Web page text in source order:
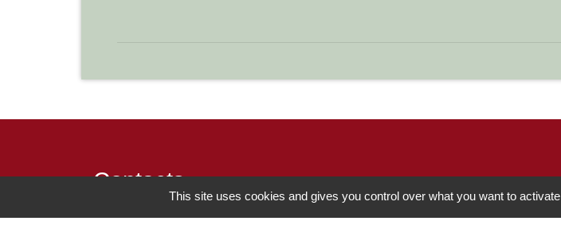
Contacts
Commune de Chilly-le-Vignoble
This site uses cookies and gives you control over what you want to activate